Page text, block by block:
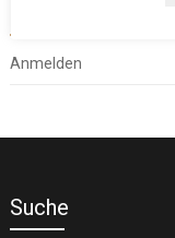
Anmelden
Suche